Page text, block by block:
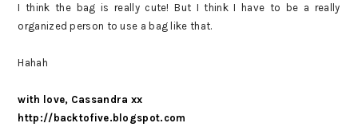
I think the bag is really cute! But I think I have to be a really
organized person to use a bag like that.
Hahah
with love, Cassandra xx
http://backtofive.blogspot.com